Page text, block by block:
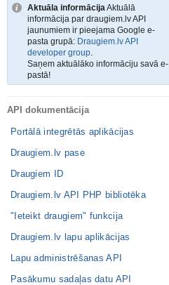
Aktuāla informācijaAktuālā
informācija par draugiem.lv API
jaunumiem ir pieejama Google e-
pasta grupā: Draugiem.lv API
developer group.
Saņem aktuālāko informāciju savā e-
pastā!
API dokumentācija
Portālā integrētās aplikācijas
Draugiem.lv pase
Draugiem ID
Draugiem.lv API PHP bibliotēka
"Ieteikt draugiem" funkcija
Draugiem.lv lapu aplikācijas
Lapu administrēšanas API
Pasākumu sadaļas datu API